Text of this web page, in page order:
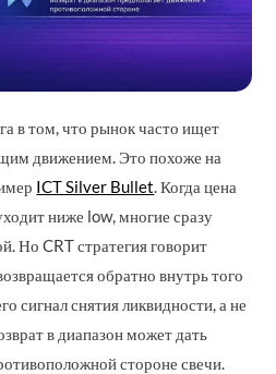
в том, что рынок часто ищет
движением. Это похоже на
ICT Silver Bullet. Когда цена
ниже low, многие сразу
Но CRT стратегия говорит
обратно внутрь того
сигнал снятия ликвидности, а не
в диапазон может дать
стороне свечи.